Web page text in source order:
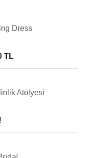
Dress
TL
Atölyesi